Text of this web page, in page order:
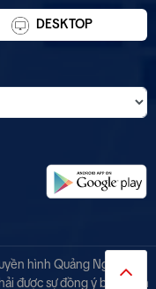
DESKTOP
hình Quảng Ngãi. Mọi
được sự đồng ý bằng văn